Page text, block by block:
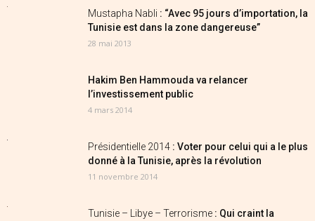
Mustapha Nabli : “Avec 95 jours d’importation, la
Tunisie est dans la zone dangereuse”
28 mai 2013
Hakim Ben Hammouda va relancer
l’investissement public
4 mars 2014
Présidentielle 2014 : Voter pour celui qui a le plus
donné à la Tunisie, après la révolution
11 novembre 2014
Tunisie – Libye – Terrorisme : Qui craint la